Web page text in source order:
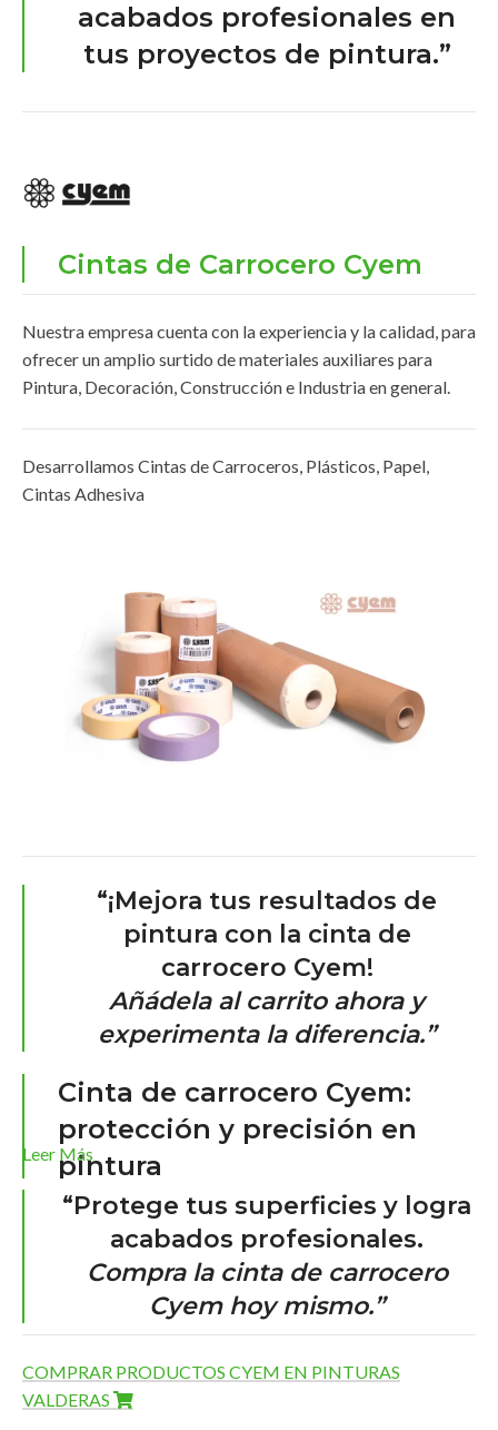
acabados profesionales en
tus proyectos de pintura.”
Cintas de Carrocero Cyem
Nuestra empresa cuenta con la experiencia y la calidad, para
ofrecer un amplio surtido de materiales auxiliares para
Pintura, Decoración, Construcción e Industria en general.
Desarrollamos Cintas de Carroceros, Plásticos, Papel,
Cintas Adhesiva
“¡Mejora tus resultados de
pintura con la cinta de
carrocero Cyem!
Añádela al carrito ahora y
experimenta la diferencia.”
Cinta de carrocero Cyem:
protección y precisión en
pintura
cinta de carrocero Cyem es un elementoesencialpara
proteger superficies durante trabajos de pintura. Está
fabricada con:
Papel crepé de alta calidad
Líneas precisas.
Fácil remoción sin dejar residuos
Leer Más
“Protege tus superficies y logra
acabados profesionales.
Compra la cinta de carrocero
Cyem hoy mismo.”
COMPRAR PRODUCTOS CYEM EN PINTURAS
VALDERAS